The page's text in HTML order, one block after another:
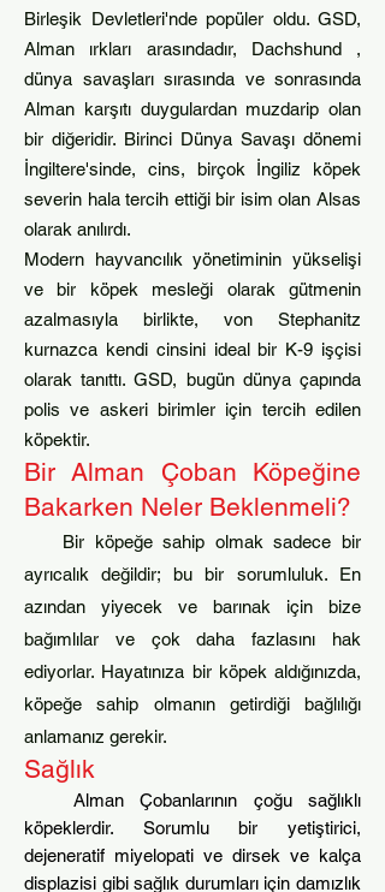
Birleşik Devletleri'nde popüler oldu. GSD,
Alman ırkları arasındadır, Dachshund,
dünya savaşları sırasında ve sonrasında
Alman karşıtı duygulardan muzdarip olan
bir diğeridir. Birinci Dünya Savaşı dönemi
İngiltere'sinde, cins, birçok İngiliz köpek
severin hala tercih ettiği bir isim olan Alsas
olarak anılırdı.
Modern hayvancılık yönetiminin yükselişi
ve bir köpek mesleği olarak gütmenin
azalmasıyla birlikte, von Stephanitz
kurnazca kendi cinsini ideal bir K-9 işçisi
olarak tanıttı. GSD, bugün dünya çapında
polis ve askeri birimler için tercih edilen
köpektir.
Bir Alman Çoban Köpeğine
Bakarken Neler Beklenmeli?
Bir köpeğe sahip olmak sadece bir
ayrıcalık değildir; bu bir sorumluluk. En
azından yiyecek ve barınak için bize
bağımlılar ve çok daha fazlasını hak
ediyorlar. Hayatınıza bir köpek aldığınızda,
köpeğe sahip olmanın getirdiği bağlılığı
anlamanız gerekir.
Sağlık
Alman Çobanlarının çoğu sağlıklı
köpeklerdir. Sorumlu bir yetiştirici,
dejeneratif miyelopati ve dirsek ve kalça
displazisi gibi sağlık durumları için damızlık